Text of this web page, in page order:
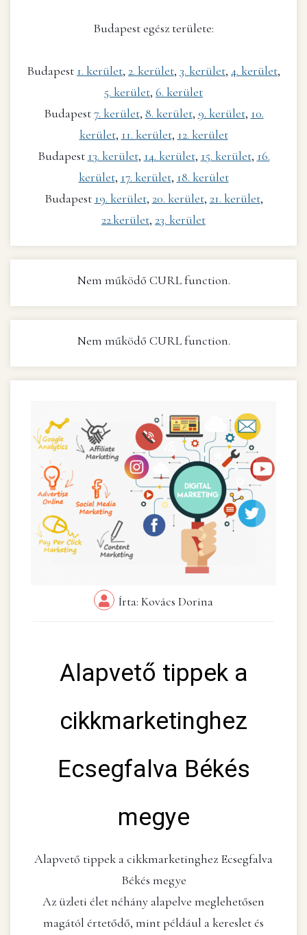
Budapest egész területe:
Budapest 1. kerület, 2. kerület, 3. kerület, 4. kerület,
5. kerület, 6. kerület
Budapest7. kerület, 8. kerület, 9. kerület, 10.
kerület, 11. kerület, 12. kerület
Budapest 13. kerület, 14. kerület, 15. kerület, 16.
kerület, 17. kerület, 18. kerület
Budapest 19. kerület, 20. kerület, 21. kerület,
22.kerület, 23. kerület
Nem működő CURL function.
Nem működő CURL function.
Írta: Kovács Dorina
Alapvető tippek a
cikkmarketinghez
Ecsegfalva Békés
megye
Alapvető tippek a cikkmarketinghez Ecsegfalva
Békés megye
Az üzleti élet néhány alapelve meglehetősen
magától értetődő, mint például a kereslet és